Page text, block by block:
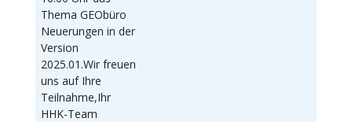
Thema GEObüro
Neuerungen in der
Version
2025.01.Wir freuen
uns auf Ihre
Teilnahme,Ihr
HHK-Team